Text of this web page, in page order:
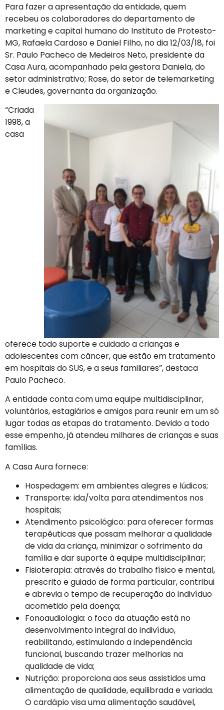
Para fazer a apresentação da entidade, quem
recebeu os colaboradores do departamento de
marketing e capital humano do Instituto de Protesto-
MG, Rafaela Cardoso e Daniel Filho, no dia 12/03/18, foi
Sr. Paulo Pacheco de Medeiros Neto, presidente da
Casa Aura, acompanhado pela gestora Daniela, do
setor administrativo; Rose, do setor de telemarketing
e Cleudes, governanta da organização.
“Criada
1998, a
casa
oferece todo suporte e cuidado a crianças e
adolescentes com câncer, que estão em tratamento
em hospitais do SUS, e a seus familiares”, destaca
Paulo Pacheco.
A entidade conta com uma equipe multidisciplinar,
voluntários, estagiários e amigos para reunir em um só
lugar todas as etapas do tratamento. Devido a todo
esse empenho, já atendeu milhares de crianças e suas
famílias.
A Casa Aura fornece:
Hospedagem: em ambientes alegres e lúdicos;
Transporte: ida/volta para atendimentos nos
hospitais;
Atendimento psicológico: para oferecer formas
terapêuticas que possam melhorar a qualidade
de vida da criança, minimizar o sofrimento da
família e dar suporte à equipe multidisciplinar;
Fisioterapia: através do trabalho físico e mental,
prescrito e guiado de forma particular, contribui
e abrevia o tempo de recuperação do indivíduo
acometido pela doença;
Fonoaudiologia: o foco da atuação está no
desenvolvimento integral do indivíduo,
reabilitando, estimulando a independência
funcional, buscando trazer melhorias na
qualidade de vida;
Nutrição: proporciona aos seus assistidos uma
alimentação de qualidade, equilibrada e variada.
O cardápio visa uma alimentação saudável,